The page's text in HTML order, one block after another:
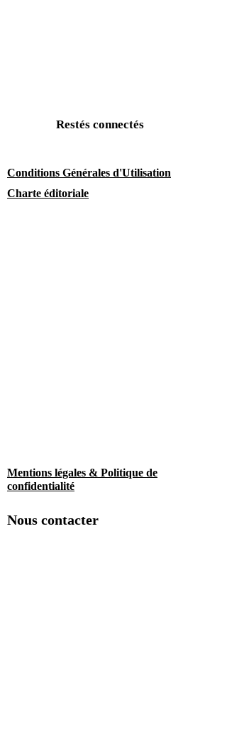
Restés connectés
Conditions Générales d'Utilisation
Charte éditoriale
Mentions légales & Politique de
confidentialité
Nous contacter